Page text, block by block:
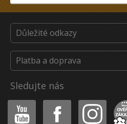
Důležité odkazy
Platba a doprava
Sledujte nás
Youtube Facebook Instagram